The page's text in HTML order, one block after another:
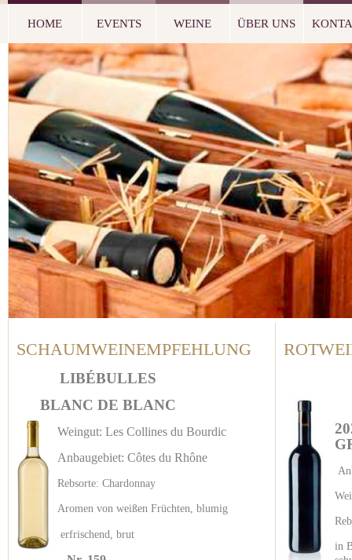
HOME EVENTS WEINE ÜBER UNS
SCHAUMWEINEMPFEHLUNG
LIBÉBULLES
BLANC DE BLANC
Weingut: Les Collines du Bourdic
Anbaugebiet: Côtes du Rhône
Rebsorte: Chardonnay
Aromen von weißen Früchten, blumig
erfrischend, brut
in